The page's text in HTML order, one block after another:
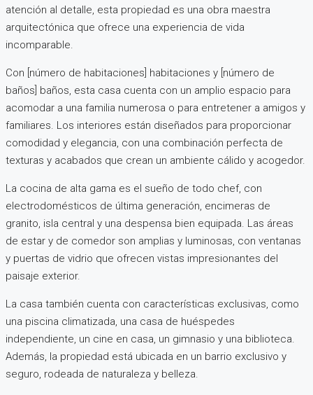
atención al detalle, esta propiedad es una obra maestra
arquitectónica que ofrece una experiencia de vida
incomparable.
Con [número de habitaciones] habitaciones y [número de
baños] baños, esta casa cuenta con un amplio espacio para
acomodar a una familia numerosa o para entretener a amigos y
familiares. Los interiores están diseñados para proporcionar
comodidad y elegancia, con una combinación perfecta de
texturas y acabados que crean un ambiente cálido y acogedor.
La cocina de alta gama es el sueño de todo chef, con
electrodomésticos de última generación, encimeras de
granito, isla central y una despensa bien equipada. Las áreas
de estar y de comedor son amplias y luminosas, con ventanas
y puertas de vidrio que ofrecen vistas impresionantes del
paisaje exterior.
La casa también cuenta con características exclusivas, como
una piscina climatizada, una casa de huéspedes
independiente, un cine en casa, un gimnasio y una biblioteca.
Además, la propiedad está ubicada en un barrio exclusivo y
seguro, rodeada de naturaleza y belleza.